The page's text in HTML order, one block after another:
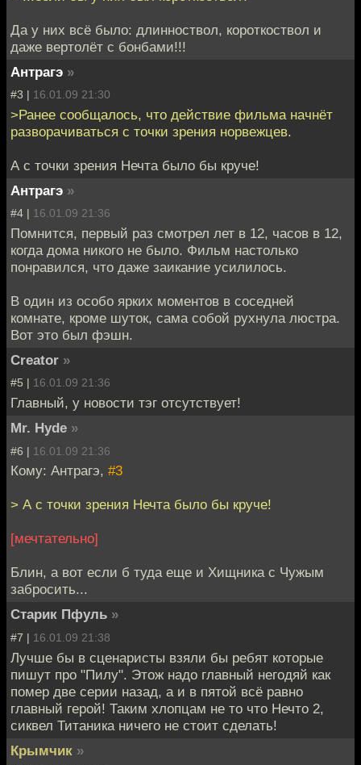
Да у них всё было: длинноствол, короткоствол и
даже вертолёт с бонбами!!!
Антрагэ »
#3 | 16.01.09 21:30
>Ранее сообщалось, что действие фильма начнёт
разворачиваться с точки зрения норвежцев.
А с точки зрения Нечта было бы круче!
Антрагэ »
#4 | 16.01.09 21:36
Помнится, первый раз смотрел лет в 12, часов в 12,
когда дома никого не было. Фильм настолько
понравился, что даже заикание усилилось.
В один из особо ярких моментов в соседней
комнате, кроме шуток, сама собой рухнула люстра.
Вот это был фэшн.
Creator »
#5 | 16.01.09 21:36
Главный, у новости тэг отсутствует!
Mr. Hyde »
#6 | 16.01.09 21:36
Кому: Антрагэ, #3
> А с точки зрения Нечта было бы круче!
[мечтательно]
Блин, а вот если б туда еще и Хищника с Чужым
забросить...
Старик Пфуль »
#7 | 16.01.09 21:38
Лучше бы в сценаристы взяли бы ребят которые
пишут про "Пилу". Этож надо главный негодяй как
помер две серии назад, а и в пятой всё равно
главный герой! Таким хлопцам не то что Нечто 2,
сиквел Титаника ничего не стоит сделать!
Крымчик »